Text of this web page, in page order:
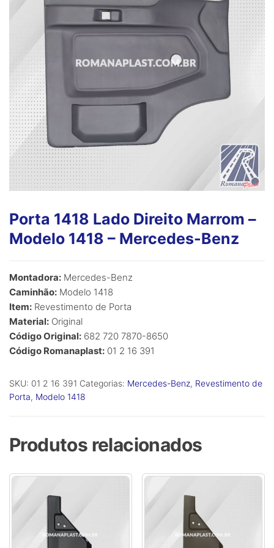
Porta 1418 Lado Direito Marrom –
Modelo 1418 – Mercedes-Benz
Montadora: Mercedes-Benz
Caminhão: Modelo 1418
Item: Revestimento de Porta
Material: Original
Código Original: 682 720 7870-8650
Código Romanaplast: 01 2 16 391
SKU: 01 2 16 391 Categorias: Mercedes-Benz, Revestimento de
Porta, Modelo 1418
Produtos relacionados